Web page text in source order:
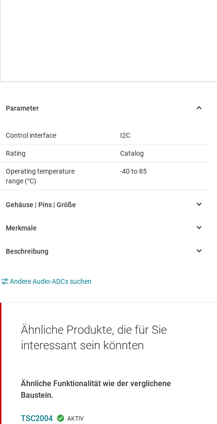
Control interface I2C
Rating Catalog
Operating temperature
range (°C)
-40 to 85
Andere Audio-ADCs suchen
Ähnliche Produkte, die für Sie
interessant sein könnten
Ähnliche Funktionalität wie der verglichene
Baustein.
TSC2004